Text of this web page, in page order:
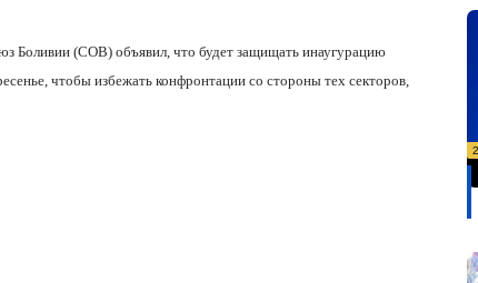
Боливии (COB) объявил, что будет защищать инаугурацию
чтобы избежать конфронтации со стороны тех секторов,